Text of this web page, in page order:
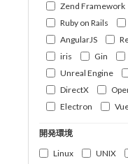
Zend Framework
Ruby on Rails
AngularJS
iris
Gin
Unreal Engine
DirectX
Electron
開発環境
Linux
UNIX